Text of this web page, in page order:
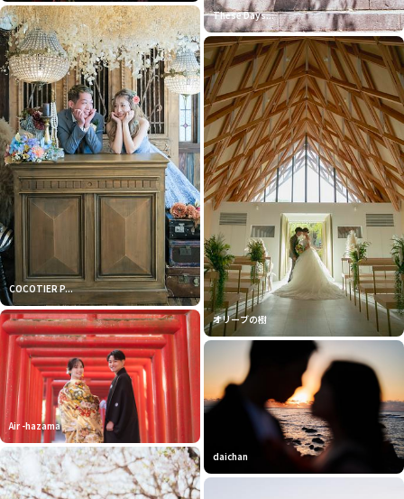
COCOTIER P...
Air -hazama
These Days...
オリーブの樹
daichan